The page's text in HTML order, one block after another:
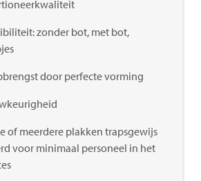
zonder bot, met bot,
door perfecte vorming
of meerdere plakken trapsgewijs
voor minimaal personeel in het